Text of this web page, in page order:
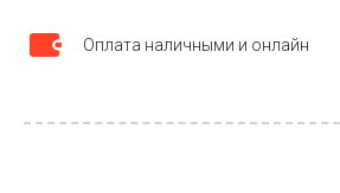
Оплата наличными и онлайн